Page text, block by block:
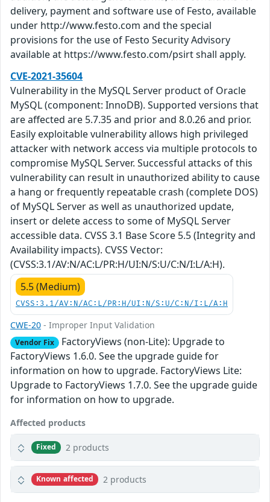
delivery, payment and software use of Festo, available
under http://www.festo.com and the special
provisions for the use of Festo Security Advisory
available at https://www.festo.com/psirt shall apply.
CVE-2021-35604
Vulnerability in the MySQL Server product of Oracle
MySQL (component: InnoDB). Supported versions that
are affected are 5.7.35 and prior and 8.0.26 and prior.
Easily exploitable vulnerability allows high privileged
attacker with network access via multiple protocols to
compromise MySQL Server. Successful attacks of this
vulnerability can result in unauthorized ability to cause
a hang or frequently repeatable crash (complete DOS)
of MySQL Server as well as unauthorized update,
insert or delete access to some of MySQL Server
accessible data. CVSS 3.1 Base Score 5.5 (Integrity and
Availability impacts). CVSS Vector:
(CVSS:3.1/AV:N/AC:L/PR:H/UI:N/S:U/C:N/I:L/A:H).
5.5 (Medium)
CVSS:3.1/AV:N/AC:L/PR:H/UI:N/S:U/C:N/I:L/A:H
CWE-20 - Improper Input Validation
Vendor Fix FactoryViews (non-Lite): Upgrade to
FactoryViews 1.6.0. See the upgrade guide for
information on how to upgrade. FactoryViews Lite:
Upgrade to FactoryViews 1.7.0. See the upgrade guide
for information on how to upgrade.
Affected products
Fixed 2 products
Known affected 2 products